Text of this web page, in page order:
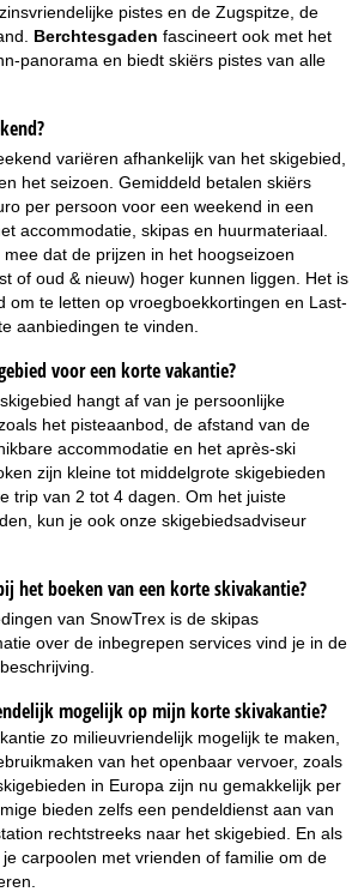
pistes en de Zugspitze, de
Berchtesgaden fascineert ook met het
panorama en biedt skiërs pistes van alle
variëren afhankelijk van het skigebied,
het seizoen. Gemiddeld betalen skiërs
per persoon voor een weekend in een
accommodatie, skipas en huurmateriaal.
dat de prijzen in het hoogseizoen
of oud & nieuw) hoger kunnen liggen. Het is
om te letten op vroegboekkortingen en Last-
aanbiedingen te vinden.
voor een korte vakantie?
hangt af van je persoonlijke
het pisteaanbod, de afstand van de
accommodatie en het après-ski
zijn kleine tot middelgrote skigebieden
trip van 2 tot 4 dagen. Om het juiste
kun je ook onze skigebiedsadviseur
het boeken van een korte skivakantie?
van SnowTrex is de skipas
over de inbegrepen services vind je in de
mogelijk op mijn korte skivakantie?
zo milieuvriendelijk mogelijk te maken,
van het openbaar vervoer, zoals
in Europa zijn nu gemakkelijk per
bieden zelfs een pendeldienst aan van
rechtstreeks naar het skigebied. En als
carpoolen met vrienden of familie om de